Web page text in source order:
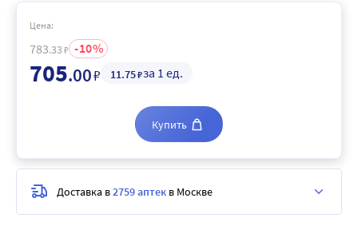
Цена:
783.33 ₽ 10
705.00₽ 11.75₽за 1 ед.
Купить
Доставка в2759 аптек в Москве